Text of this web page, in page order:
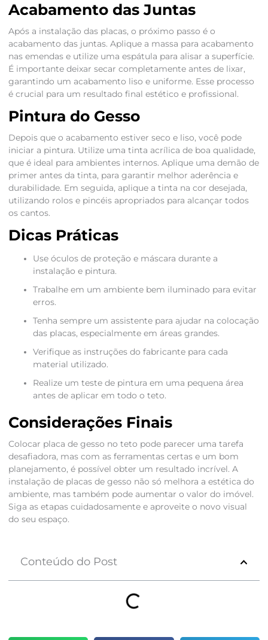
Acabamento das Juntas
Após a instalação das placas, o próximo passo é o
acabamento das juntas. Aplique a massa para acabamento
nas emendas e utilize uma espátula para alisar a superfície.
É importante deixar secar completamente antes de lixar,
garantindo um acabamento liso e uniforme. Esse processo
é crucial para um resultado final estético e profissional.
Pintura do Gesso
Depois que o acabamento estiver seco e liso, você pode
iniciar a pintura. Utilize uma tinta acrílica de boa qualidade,
que é ideal para ambientes internos. Aplique uma demão de
primer antes da tinta, para garantir melhor aderência e
durabilidade. Em seguida, aplique a tinta na cor desejada,
utilizando rolos e pincéis apropriados para alcançar todos
os cantos.
Dicas Práticas
Use óculos de proteção e máscara durante a
instalação e pintura.
Trabalhe em um ambiente bem iluminado para evitar
erros.
Tenha sempre um assistente para ajudar na colocação
das placas, especialmente em áreas grandes.
Verifique as instruções do fabricante para cada
material utilizado.
Realize um teste de pintura em uma pequena área
antes de aplicar em todo o teto.
Considerações Finais
Colocar placa de gesso no teto pode parecer uma tarefa
desafiadora, mas com as ferramentas certas e um bom
planejamento, é possível obter um resultado incrível. A
instalação de placas de gesso não só melhora a estética do
ambiente, mas também pode aumentar o valor do imóvel.
Siga as etapas cuidadosamente e aproveite o novo visual
do seu espaço.
Conteúdo do Post